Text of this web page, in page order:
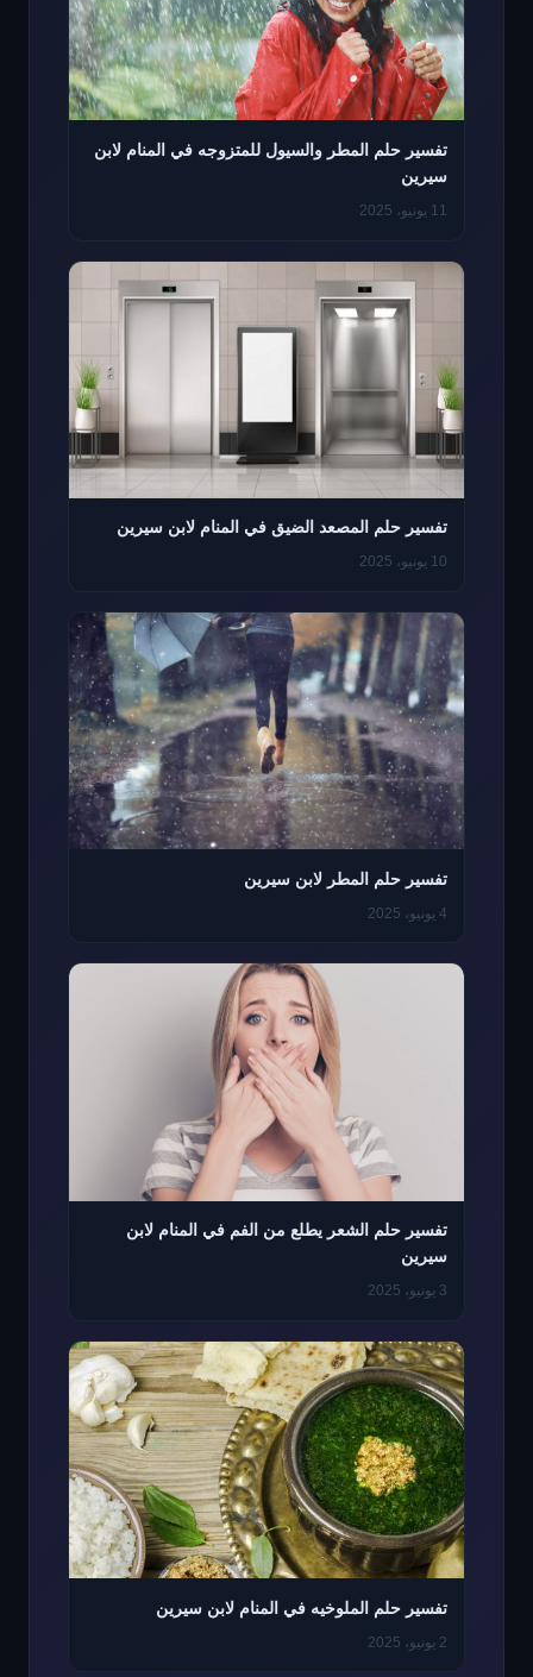
تفسير حلم المطر والسيول للمتزوجه في المنام لابن
سيرين
11 يونيو، 2025
تفسير حلم المصعد الضيق في المنام لابن سيرين
10 يونيو، 2025
تفسير حلم المطر لابن سيرين
4 يونيو، 2025
تفسير حلم الشعر يطلع من الفم في المنام لابن
سيرين
3 يونيو، 2025
تفسير حلم الملوخيه في المنام لابن سيرين
2 يونيو، 2025